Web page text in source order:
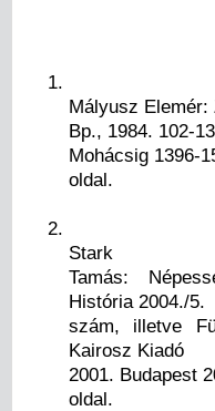
Mályusz
Bp., 1984. 102-
Mohácsig 1396-
oldal.
Stark
Tamás:
História 2004./5.
szám, illetve
Kairosz Kiadó
2001. Budapest
oldal.